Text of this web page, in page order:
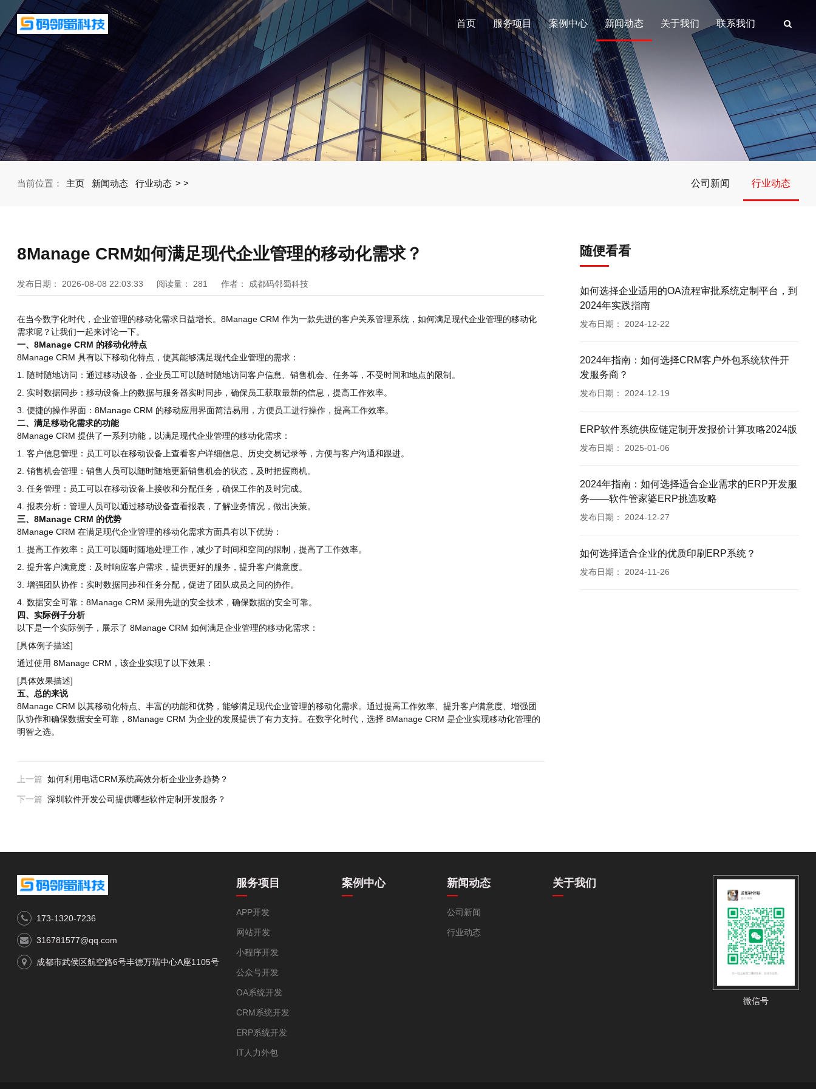
首页 服务项目 案例中心 新闻动态 关于我们 联系我们
当前位置： 主页 >
新闻动态 >
行业动态 公司新闻 行业动态
8Manage CRM如何满足现代企业管理的移动化需求？
发布日期： 2026-08-08 22:03:33 阅读量： 281 作者： 成都码邻蜀科技
在当今数字化时代，企业管理的移动化需求日益增长。8Manage CRM 作为一款先进的客户关系管理系统，如何满足现代企业管理的移动化
需求呢？让我们一起来讨论一下。
一、8Manage CRM 的移动化特点
8Manage CRM 具有以下移动化特点，使其能够满足现代企业管理的需求：
1. 随时随地访问：通过移动设备，企业员工可以随时随地访问客户信息、销售机会、任务等，不受时间和地点的限制。
2. 实时数据同步：移动设备上的数据与服务器实时同步，确保员工获取最新的信息，提高工作效率。
3. 便捷的操作界面：8Manage CRM 的移动应用界面简洁易用，方便员工进行操作，提高工作效率。
二、满足移动化需求的功能
8Manage CRM 提供了一系列功能，以满足现代企业管理的移动化需求：
1. 客户信息管理：员工可以在移动设备上查看客户详细信息、历史交易记录等，方便与客户沟通和跟进。
2. 销售机会管理：销售人员可以随时随地更新销售机会的状态，及时把握商机。
3. 任务管理：员工可以在移动设备上接收和分配任务，确保工作的及时完成。
4. 报表分析：管理人员可以通过移动设备查看报表，了解业务情况，做出决策。
三、8Manage CRM 的优势
8Manage CRM 在满足现代企业管理的移动化需求方面具有以下优势：
1. 提高工作效率：员工可以随时随地处理工作，减少了时间和空间的限制，提高了工作效率。
2. 提升客户满意度：及时响应客户需求，提供更好的服务，提升客户满意度。
3. 增强团队协作：实时数据同步和任务分配，促进了团队成员之间的协作。
4. 数据安全可靠：8Manage CRM 采用先进的安全技术，确保数据的安全可靠。
四、实际例子分析
以下是一个实际例子，展示了 8Manage CRM 如何满足企业管理的移动化需求：
[具体例子描述]
通过使用 8Manage CRM，该企业实现了以下效果：
[具体效果描述]
五、总的来说
8Manage CRM 以其移动化特点、丰富的功能和优势，能够满足现代企业管理的移动化需求。通过提高工作效率、提升客户满意度、增强团
队协作和确保数据安全可靠，8Manage CRM 为企业的发展提供了有力支持。在数字化时代，选择 8Manage CRM 是企业实现移动化管理的
明智之选。
上一篇 如何利用电话CRM系统高效分析企业业务趋势？
下一篇 深圳软件开发公司提供哪些软件定制开发服务？
随便看看
如何选择企业适用的OA流程审批系统定制平台，到
2024年实践指南
发布日期： 2024-12-22
2024年指南：如何选择CRM客户外包系统软件开
发服务商？
发布日期： 2024-12-19
ERP软件系统供应链定制开发报价计算攻略2024版
发布日期： 2025-01-06
2024年指南：如何选择适合企业需求的ERP开发服
务——软件管家婆ERP挑选攻略
发布日期： 2024-12-27
如何选择适合企业的优质印刷ERP系统？
发布日期： 2024-11-26
173-1320-7236
316781577@qq.com
成都市武侯区航空路6号丰德万瑞中心A座1105号
微信号
服务项目
APP开发
网站开发
小程序开发
公众号开发
OA系统开发
CRM系统开发
ERP系统开发
IT人力外包
案例中心 新闻动态
公司新闻
行业动态
关于我们